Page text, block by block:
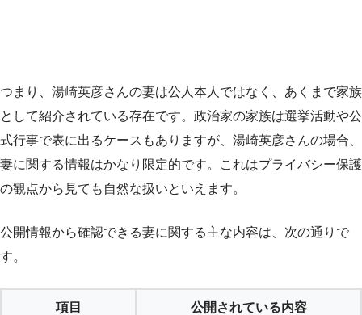
つまり、湯崎英彦さんの妻は公人本人ではなく、あくまで家族
として紹介されている存在です。政治家の家族は選挙活動や公
式行事で表に出るケースもありますが、湯崎英彦さんの場合、
妻に関する情報はかなり限定的です。これはプライバシー保護
の観点から見ても自然な扱いといえます。
公開情報から確認できる妻に関する主な内容は、次の通りで
す。
項目 公開されている内容